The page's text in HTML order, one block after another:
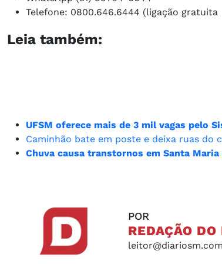
Telefone: 0800.646.6444 (ligação gratuita
Leia também:
UFSM oferece mais de 3 mil vagas pelo
Caminhão bate em poste e deixa ruas do
Chuva causa transtornos em Santa
POR
REDAÇÃO